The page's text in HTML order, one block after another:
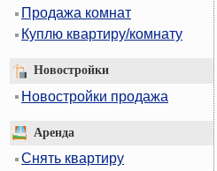
Продажа комнат
Куплю квартиру/комнату
Новостройки
Новостройки продажа
Аренда
Снять квартиру